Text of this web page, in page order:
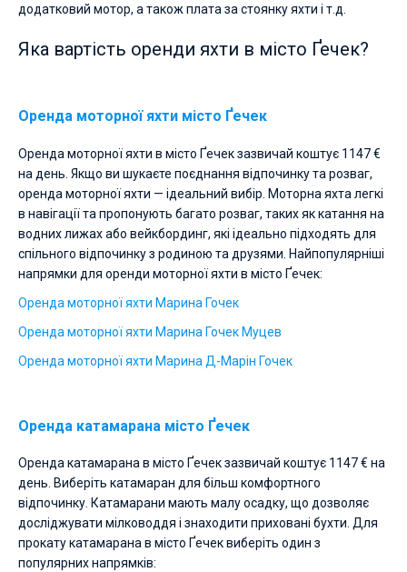
додатковий мотор, а також плата за стоянку яхти і т.д.
Яка вартість оренди яхти в місто Ґечек?
Оренда моторної яхти місто Ґечек
Оренда моторної яхти в місто Ґечек зазвичай коштує 1147 €
на день. Якщо ви шукаєте поєднання відпочинку та розваг,
оренда моторної яхти — ідеальний вибір. Моторна яхта легкі
в навігації та пропонують багато розваг, таких як катання на
водних лижах або вейкбординг, які ідеально підходять для
спільного відпочинку з родиною та друзями. Найпопулярніші
напрямки для оренди моторної яхти в місто Ґечек:
Оренда моторної яхти Марина Гочек
Оренда моторної яхти Марина Гочек Муцев
Оренда моторної яхти Марина Д-Марін Гочек
Оренда катамарана місто Ґечек
Оренда катамарана в місто Ґечек зазвичай коштує 1147 € на
день. Виберіть катамаран для більш комфортного
відпочинку. Катамарани мають малу осадку, що дозволяє
досліджувати мілководдя і знаходити приховані бухти. Для
прокату катамарана в місто Ґечек виберіть один з
популярних напрямків: